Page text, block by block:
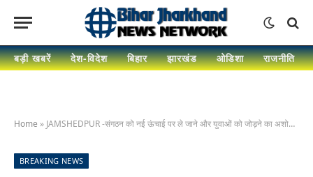
बड़ी खबरें देश-विदेश बिहार झारखंड ओडिशा राजनीति
Home » JAMSHEDPUR -संगठन को नई ऊंचाई पर ले जाने और युवाओं को जोड़ने का अशोक मोदी ने दिया भरोसा
BREAKING NEWS